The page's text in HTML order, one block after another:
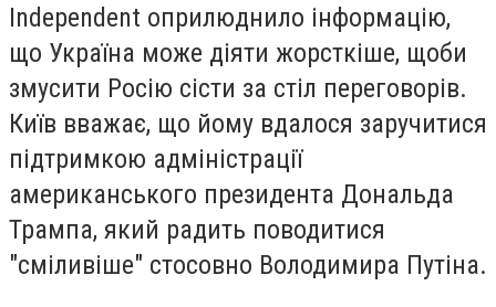
Independent оприлюднило інформацію,
що Україна може діяти жорсткіше, щоби
змусити Росію сісти за стіл переговорів.
Київ вважає, що йому вдалося заручитися
підтримкою адміністрації
американського президента Дональда
Трампа, який радить поводитися
"сміливіше" стосовно Володимира Путіна.